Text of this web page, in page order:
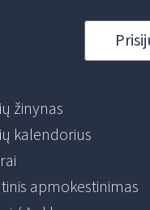
žinynas
kalendorius
apmokestinimas